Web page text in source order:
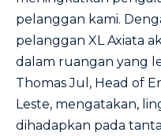
pelanggan kami.
pelanggan XL Axiata
dalam ruangan yang
Thomas Jul, Head of
Leste, mengatakan,
dihadapkan pada